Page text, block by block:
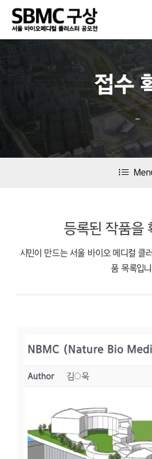
Skip
main
접수
–
등록된 작품을
시민이 만드는 서울 바이오 메디컬 클
품 목록입
NBMC (Nature Bio
Author 김○욱